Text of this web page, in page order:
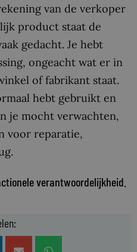
van de verkoper
product staat de
gedacht. Je hebt
ongeacht wat er in
of fabrikant staat.
hebt gebruikt en
je mocht verwachten,
voor reparatie,
verantwoordelijkheid.